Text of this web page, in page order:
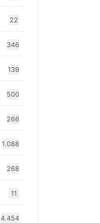
22
346
139
500
266
1.088
268
11
4.454